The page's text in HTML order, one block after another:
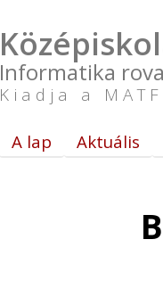
Informatika
Kiadja a
A lap Aktuális